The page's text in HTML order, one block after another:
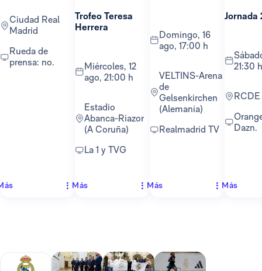
Ciudad Real
Madrid
Rueda de
prensa: no.
Trofeo Teresa
Herrera
miércoles, 12
ago, 21:00 h
Estadio
Abanca-Riazor
(A Coruña)
La 1 y TVG
Más
domingo, 16
ago, 17:00 h
VELTINS-Arena
de
Gelsenkirchen
(Alemania)
Realmadrid TV
Más
Jornada
sábado, 22 ago,
21:30 h
Orange TV y
Dazn.
Más